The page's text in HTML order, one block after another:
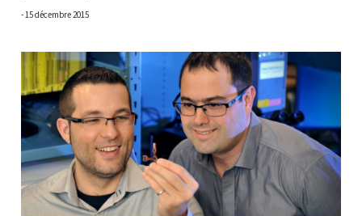
15 décembre 2015